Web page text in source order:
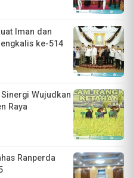
Iman dan
ke-514
Wujudkan
Raya
Ranperda